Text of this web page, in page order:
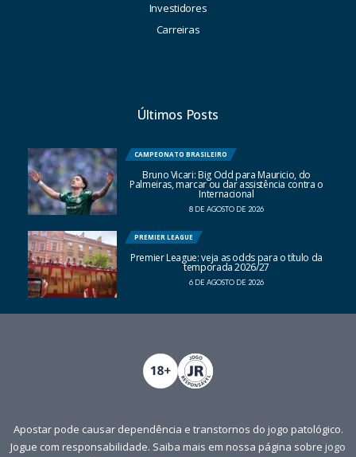
Investidores
Carreiras
Últimos Posts
CAMPEONATO BRASILEIRO
Bruno Vicari: Big Odd para Mauricio, do
Palmeiras, marcar ou dar assistência contra o
Internacional
8 DE AGOSTO DE 2026
PREMIER LEAGUE
Premier League: veja as odds para o título da
temporada 2026/27
6 DE AGOSTO DE 2026
Apostar pode causar dependência e transtornos do jogo patológico.
Jogue com responsabilidade. Saiba mais em nossa página sobre jogo